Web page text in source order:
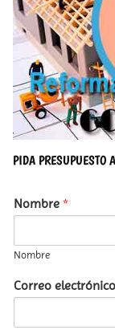
PIDA PRESUPUESTO
Nombre *
Nombre
Correo electrónico